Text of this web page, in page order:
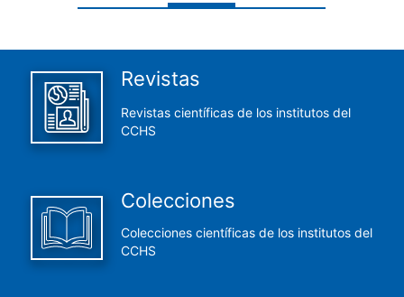
Revistas
Revistas científicas de los institutos del
CCHS
Colecciones
Colecciones científicas de los institutos del
CCHS